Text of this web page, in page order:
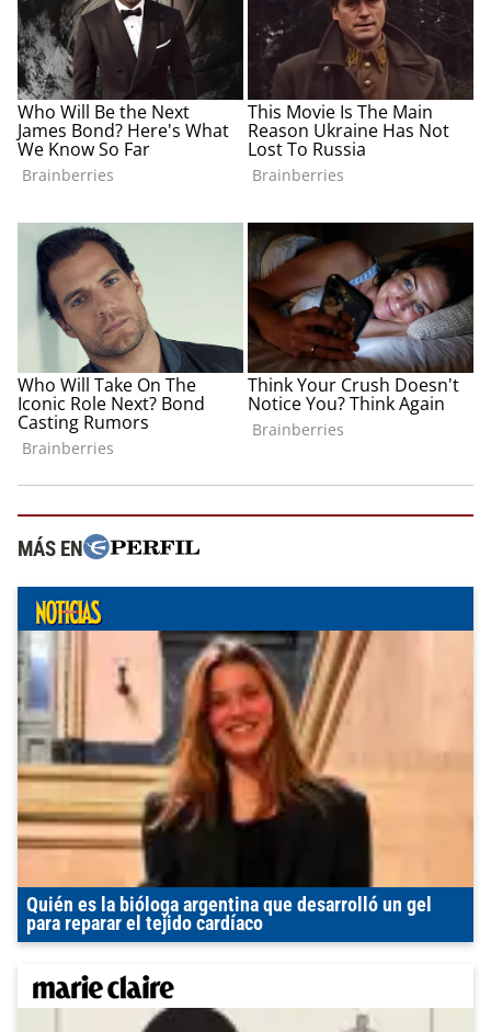
MÁS EN
Quién es la bióloga argentina que desarrolló un gel
para reparar el tejido cardíaco